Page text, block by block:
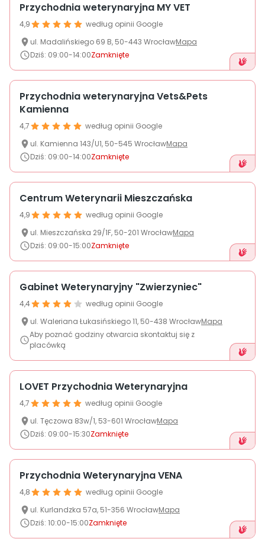
Przychodnia weterynaryjna MY VET
4,9
według opinii Google
ul. Madalińskiego 69 B, 50-443 WrocławMapa
Dziś: 09:00-14:00Zamknięte
Przychodnia weterynaryjna Vets&Pets
Kamienna
4,7
według opinii Google
ul. Kamienna 143/U1, 50-545 WrocławMapa
Dziś: 09:00-14:00Zamknięte
Centrum Weterynarii Mieszczańska
4,9
według opinii Google
ul. Mieszczańska 29/1F, 50-201 WrocławMapa
Dziś: 09:00-15:00Zamknięte
Gabinet Weterynaryjny "Zwierzyniec"
4,4
według opinii Google
ul. Waleriana Łukasińskiego11, 50-438 WrocławMapa
Aby poznać godziny otwarcia skontaktuj się z
placówką
LOVET Przychodnia Weterynaryjna
4,7
według opinii Google
ul. Tęczowa 83w/1, 53-601 WrocławMapa
Dziś: 09:00-15:30Zamknięte
Przychodnia Weterynaryjna VENA
4,8
według opinii Google
ul. Kurlandzka 57a, 51-356 WrocławMapa
Dziś: 10:00-15:00Zamknięte